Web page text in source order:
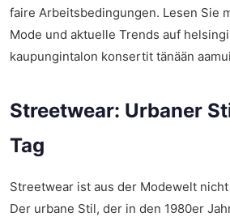
faire Arbeitsbedingungen. Lesen Sie
Mode und aktuelle Trends auf
kaupungintalon konsertit tänään
Streetwear: Urbaner
Tag
Streetwear ist aus der Modewelt
Der urbane Stil, der in den 1980er